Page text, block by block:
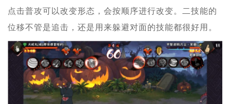
点击普攻可以改变形态，会按顺序进行改变。二技能的
位移不管是追击，还是用来躲避对面的技能都很好用。